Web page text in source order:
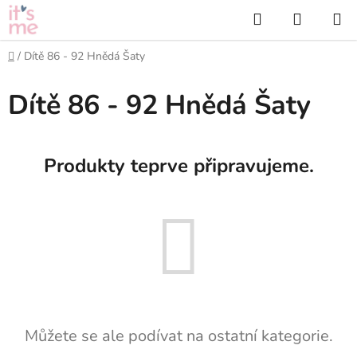
Přejít
na
obsah
Hledat
KOŠÍK
Domů
/ Dítě 86 - 92 Hnědá Šaty
Dítě 86 - 92 Hnědá Šaty
Produkty teprve připravujeme.
Můžete se ale podívat na ostatní kategorie.